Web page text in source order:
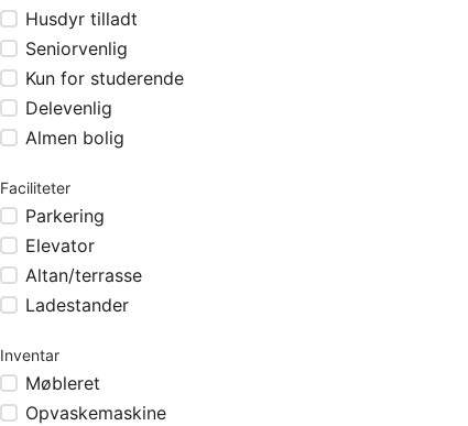
Husdyr tilladt
Seniorvenlig
Kun for studerende
Delevenlig
Almen bolig
Faciliteter
Parkering
Elevator
Altan/terrasse
Ladestander
Inventar
Møbleret
Opvaskemaskine